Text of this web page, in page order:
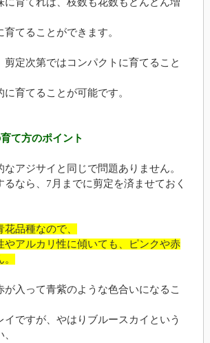
てることができます。
剪定次第ではコンパクトに育てること
育てることが可能です。
て方のポイント
アジサイと同じで問題ありません。
るなら、7月までに剪定を済ませておく
品種なので、
やアルカリ性に傾いても、ピンクや赤
が入って青紫のような色合いになるこ
イですが、やはりブルースカイという